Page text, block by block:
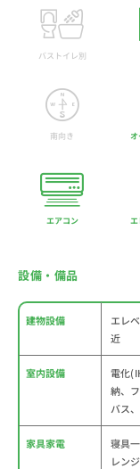
バストイレ別
南向き オ
エアコン エ
設備・備品
建物設備
エレ
近
室内設備
電化
納、
バス
家具家電
寝具
レン